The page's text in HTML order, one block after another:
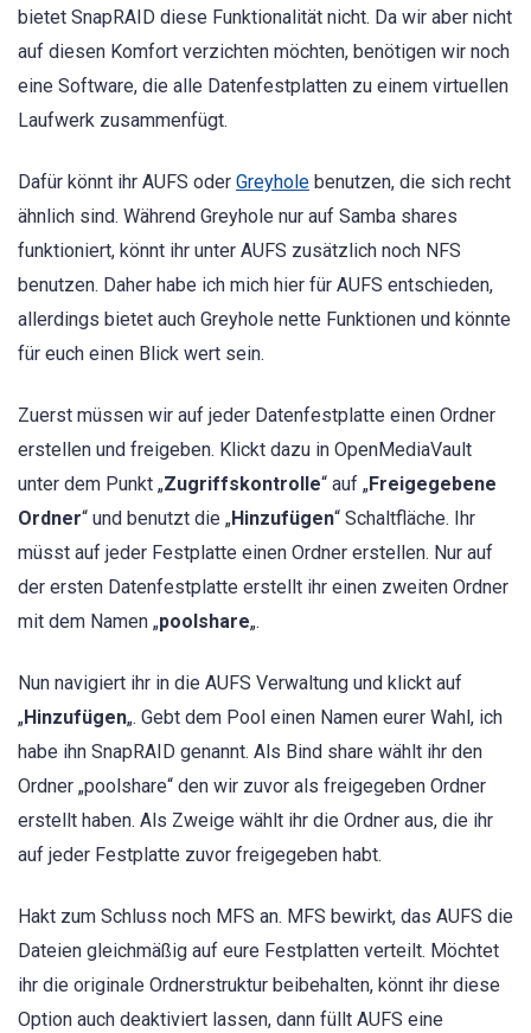
bietet SnapRAID diese Funktionalität nicht. Da wir aber nicht
auf diesen Komfort verzichten möchten, benötigen wir noch
eine Software, die alle Datenfestplatten zu einem virtuellen
Laufwerk zusammenfügt.
Dafür könnt ihr AUFS oder Greyhole benutzen, die sich recht
ähnlich sind. Während Greyhole nur auf Samba shares
funktioniert, könnt ihr unter AUFS zusätzlich noch NFS
benutzen. Daher habe ich mich hier für AUFS entschieden,
allerdings bietet auch Greyhole nette Funktionen und könnte
für euch einen Blick wert sein.
Zuerst müssen wir auf jeder Datenfestplatte einen Ordner
erstellen und freigeben. Klickt dazu in OpenMediaVault
unter dem Punkt „Zugriffskontrolle“ auf „Freigegebene
Ordner“ und benutzt die „Hinzufügen“ Schaltfläche. Ihr
müsst auf jeder Festplatte einen Ordner erstellen. Nur auf
der ersten Datenfestplatte erstellt ihr einen zweiten Ordner
mit dem Namen „poolshare„.
Nun navigiert ihr in die AUFS Verwaltung und klickt auf
„Hinzufügen„. Gebt dem Pool einen Namen eurer Wahl, ich
habe ihn SnapRAID genannt. Als Bind share wählt ihr den
Ordner „poolshare“ den wir zuvor als freigegeben Ordner
erstellt haben. Als Zweige wählt ihr die Ordner aus, die ihr
auf jeder Festplatte zuvor freigegeben habt.
Hakt zum Schluss noch MFS an. MFS bewirkt, das AUFS die
Dateien gleichmäßig auf eure Festplatten verteilt. Möchtet
ihr die originale Ordnerstruktur beibehalten, könnt ihr diese
Option auch deaktiviert lassen, dann füllt AUFS eine